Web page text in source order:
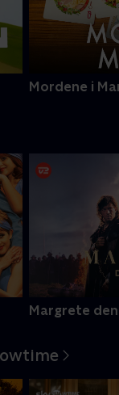
Mordene i
Margrete